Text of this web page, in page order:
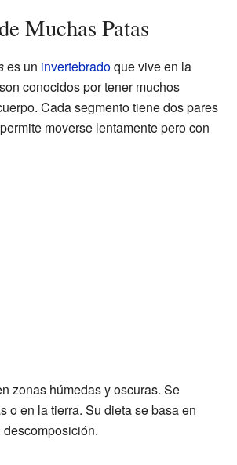
Muchas Patas
es un invertebradoque vive en la
conocidos por tener muchos
Cada segmento tiene dos pares
moverse lentamente pero con
zonas húmedas y oscuras. Se
o en la tierra. Su dieta se basa en